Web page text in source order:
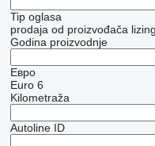
Tip oglasa
prodaja od proizvođača lizing
Godina proizvodnje
Евро
Euro 6
Kilometraža
Autoline ID